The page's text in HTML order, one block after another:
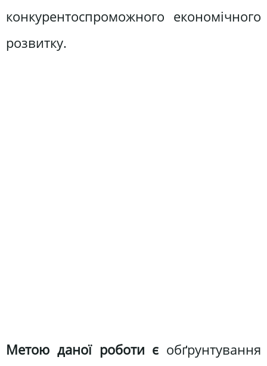
конкурентоспроможного економічного
розвитку.
Метою даної роботи є обґрунтування